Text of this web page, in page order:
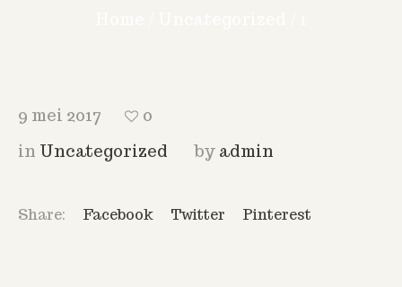
9 mei 2017
0
in Uncategorized by admin
Share: Facebook Twitter Pinterest